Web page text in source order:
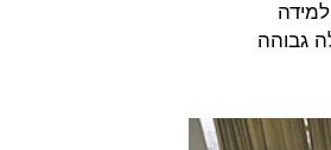
גבוהה